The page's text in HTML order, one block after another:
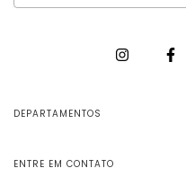
DEPARTAMENTOS
ENTRE EM CONTATO